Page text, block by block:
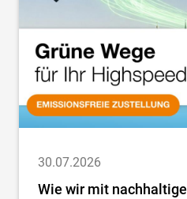
30.07.2026
Wie wir mit